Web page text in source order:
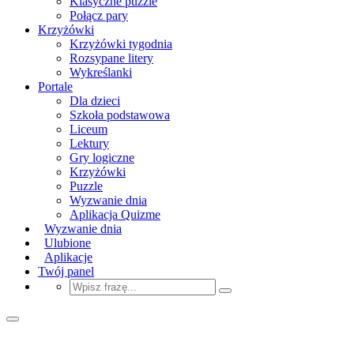
Połącz pary
Krzyżówki
Krzyżówki tygodnia
Rozsypane litery
Wykreślanki
Portale
Dla dzieci
Szkoła podstawowa
Liceum
Lektury
Gry logiczne
Krzyżówki
Puzzle
Wyzwanie dnia
Aplikacja Quizme
Wyzwanie dnia
Ulubione
Aplikacje
Twój panel